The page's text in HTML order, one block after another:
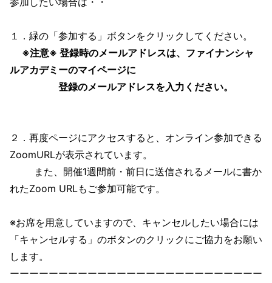
１．緑の「参加する」ボタンをクリックしてください。
※注意※ 登録時のメールアドレスは、ファイナンシャ
ルアカデミーのマイページに
登録のメールアドレスを入力ください。
２．再度ページにアクセスすると、オンライン参加できる
ZoomURLが表示されています。
また、開催1週間前・前日に送信されるメールに書か
れたZoom URLもご参加可能です。
※お席を用意していますので、キャンセルしたい場合には
「キャンセルする」のボタンのクリックにご協力をお願い
します。
ーーーーーーーーーーーーーーーーーーーーーーーーーー